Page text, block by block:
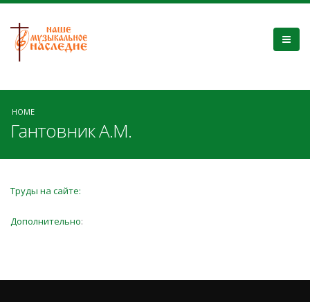
HOME
Гантовник А.М.
Труды на сайте:
Дополнительно: